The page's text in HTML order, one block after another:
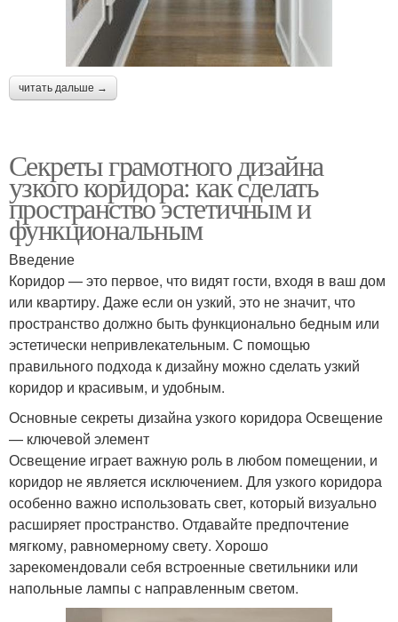
читать дальше →
Секреты грамотного дизайна
узкого коридора: как сделать
пространство эстетичным и
функциональным
Введение
Коридор — это первое, что видят гости, входя в ваш дом
или квартиру. Даже если он узкий, это не значит, что
пространство должно быть функционально бедным или
эстетически непривлекательным. С помощью
правильного подхода к дизайну можно сделать узкий
коридор и красивым, и удобным.
Основные секреты дизайна узкого коридора Освещение
— ключевой элемент
Освещение играет важную роль в любом помещении, и
коридор не является исключением. Для узкого коридора
особенно важно использовать свет, который визуально
расширяет пространство. Отдавайте предпочтение
мягкому, равномерному свету. Хорошо
зарекомендовали себя встроенные светильники или
напольные лампы с направленным светом.